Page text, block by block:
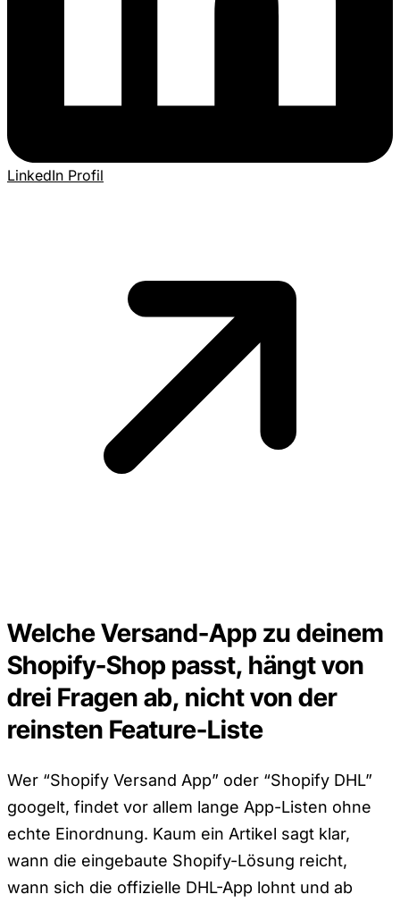
LinkedIn Profil
Welche Versand-App zu deinem
Shopify-Shop passt, hängt von
drei Fragen ab, nicht von der
reinsten Feature-Liste
Wer “Shopify Versand App” oder “Shopify DHL”
googelt, findet vor allem lange App-Listen ohne
echte Einordnung. Kaum ein Artikel sagt klar,
wann die eingebaute Shopify-Lösung reicht,
wann sich die offizielle DHL-App lohnt und ab